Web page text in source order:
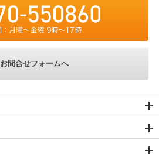
お問合せフォームへ